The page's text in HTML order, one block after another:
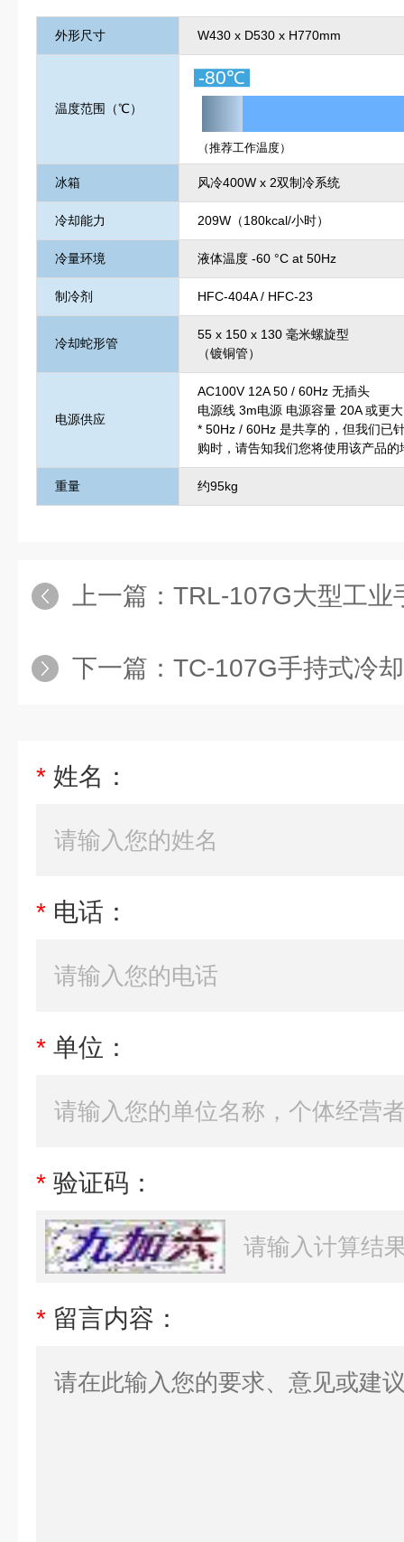
外形尺寸 W430 x D530 x H770mm
温度范围（℃）
-80℃
（推荐工作温度）
冰箱 风冷400W x 2双制冷系统
冷却能力 209W（180kcal/小时）
冷量环境 液体温度 -60 °C at 50Hz
制冷剂 HFC-404A / HFC-23
冷却蛇形管
55 x 150 x 130 毫米螺旋型
（镀铜管）
电源供应
AC100V 12A 50 / 60Hz 无插头
电源线 3m电源 电源容量 20A 或更大
* 50Hz / 60Hz 是共享的，但我们已
购时，请告知我们您将使用该产品的
重量 约95kg
上一篇： TRL-107G大型工业
下一篇： TC-107G手持式冷
* 姓名：
* 电话：
* 单位：
* 验证码：
* 留言内容：